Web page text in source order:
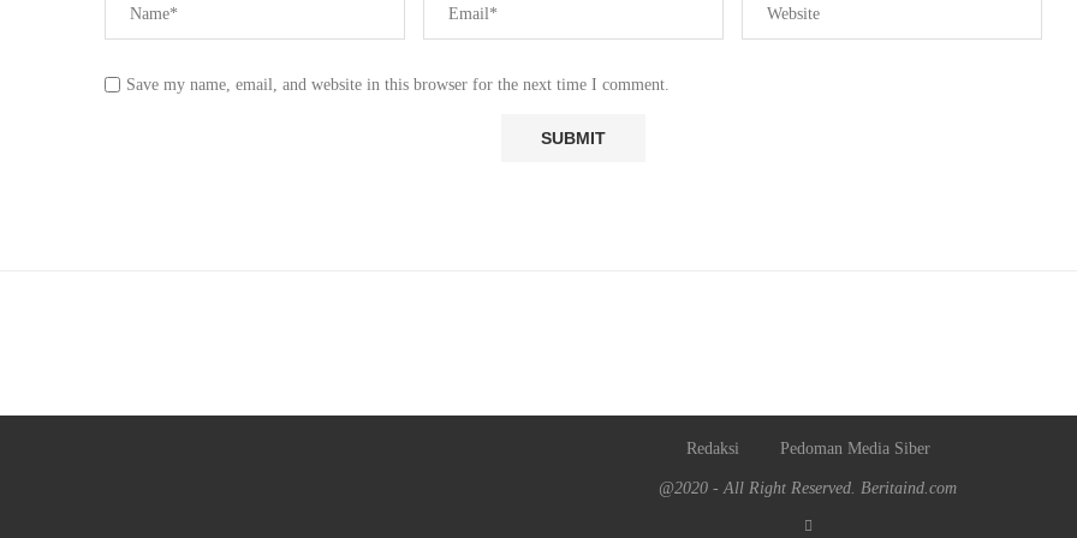
Save my name, email, and website in this browser for the next time I comment.
Redaksi Pedoman Media Siber
@2020 - All Right Reserved. Beritaind.com